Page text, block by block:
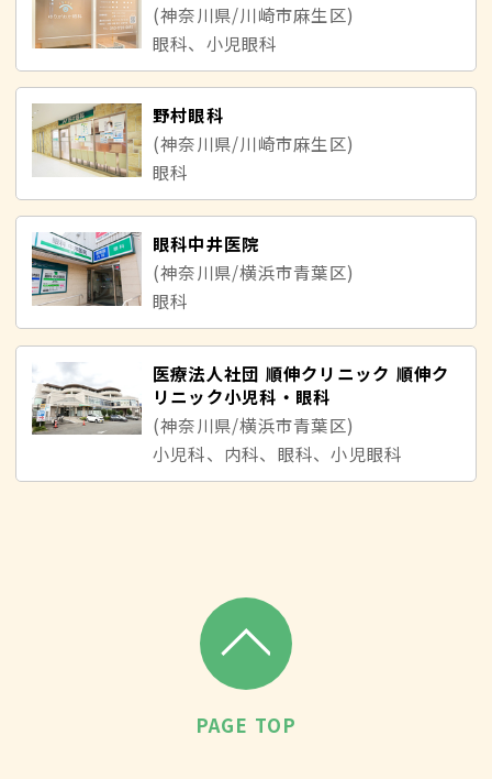
(神奈川県/川崎市麻生区)
眼科、小児眼科
野村眼科
(神奈川県/川崎市麻生区)
眼科
眼科中井医院
(神奈川県/横浜市青葉区)
眼科
医療法人社団 順伸クリニック 順伸ク
リニック小児科・眼科
(神奈川県/横浜市青葉区)
小児科、内科、眼科、小児眼科
PAGE TOP